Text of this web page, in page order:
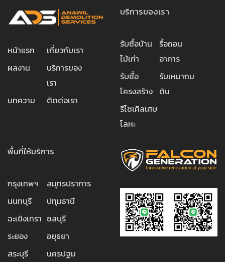
หน้าแรก
เกี่ยวกับเรา
ผลงาน
บริการของ
เรา
บทความ
ติดต่อเรา
บริการของเรา
รับซื้อบ้าน
ไม้เก่า
รื้อถอน
อาคาร
รับซื้อ
โครงสร้าง
รับเหมาถม
ดิน
รีไซเคิลเศษ
โลหะ
พื้นที่ให้บริการ
กรุงเทพฯ
สมุทรปราการ
นนทบุรี
ปทุมธานี
ฉะเขิงเทรา ชลบุรี
ระยอง
อยุธยา
สระบุรี
นครปฐม